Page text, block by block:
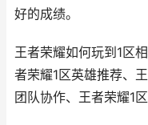
好的成绩。
王者荣耀如何玩到1区
者荣耀1区英雄推荐、
团队协作、王者荣耀1